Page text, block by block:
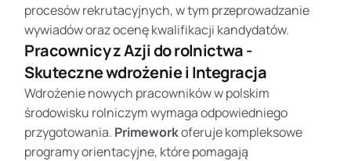
procesów rekrutacyjnych, w tym przeprowadzanie
wywiadów oraz ocenę kwalifikacji kandydatów.
Pracownicy z Azji do rolnictwa -
Skuteczne wdrożenie i Integracja
Wdrożenie nowych pracowników w polskim
środowisku rolniczym wymaga odpowiedniego
przygotowania. Primeworkoferuje kompleksowe
programy orientacyjne, które pomagają